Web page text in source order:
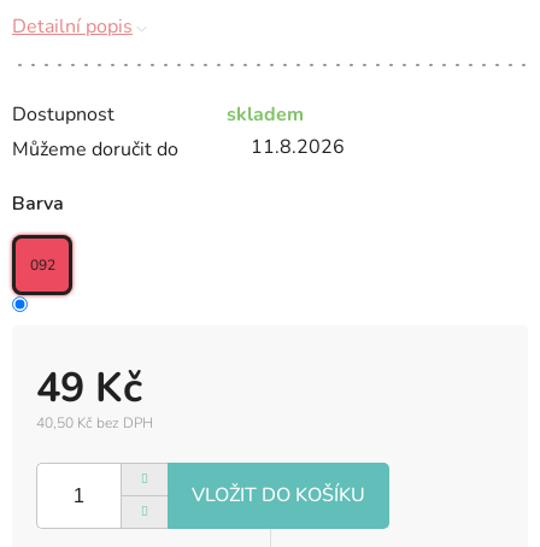
Dostupnost
skladem
Můžeme doručit do
11.8.2026
49 Kč
40,50 Kč bez DPH
cena:
Barva
092
Detailní popis